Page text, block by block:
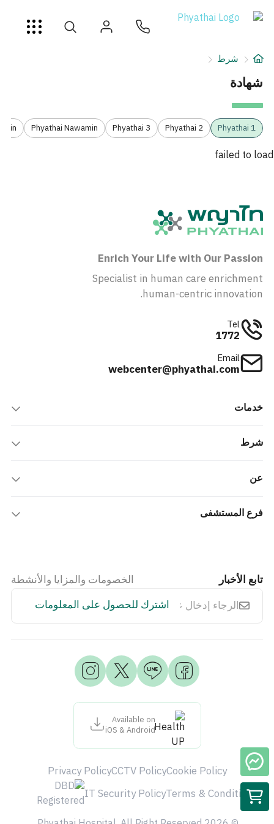
ไทย
English
عن
فرع المستشفى
شرط
شهادة
Phyathai 1
Phyathai 2
Phyathai 3
Phyathai Nawamin
failed to load
Enrich Your Life with Our Passion
Specialist in human care enrichment
human-centric innovation.
Tel
1772
Email
webcenter@phyathai.com
خدمات
شرط
عن
فرع المستشفى
Available on
iOS & Android
تابع الأخبار
الخصومات والمزايا والأنشطة
اشترك للحصول على المعلومات
Cookie Policy
CCTV Policy
Privacy Policy
Terms & Condition
IT Security Policy